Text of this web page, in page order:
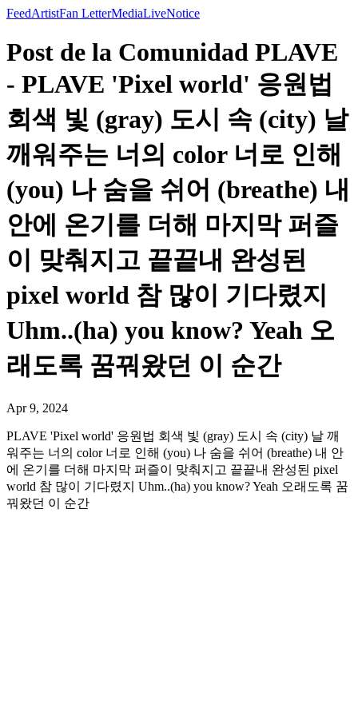
FeedArtistFan LetterMediaLiveNotice
Post de la Comunidad PLAVE
- PLAVE 'Pixel world' 응원법
회색 빛 (gray) 도시 속 (city) 날
깨워주는 너의 color 너로 인해
(you) 나 숨을 쉬어 (breathe) 내
안에 온기를 더해 마지막 퍼즐
이 맞춰지고 끝끝내 완성된
pixel world 참 많이 기다렸지
Uhm..(ha) you know? Yeah 오
래도록 꿈꿔왔던 이 순간
Apr 9, 2024
PLAVE 'Pixel world' 응원법 회색 빛 (gray) 도시 속 (city) 날 깨
워주는 너의 color 너로 인해 (you) 나 숨을 쉬어 (breathe) 내 안
에 온기를 더해 마지막 퍼즐이 맞춰지고 끝끝내 완성된 pixel
world 참 많이 기다렸지 Uhm..(ha) you know? Yeah 오래도록 꿈
꿔왔던 이 순간